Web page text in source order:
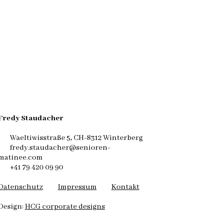
Staudacher
Waeltiwisstraße 5, CH-8312 Winterberg
fredy.staudacher@senioren-
+41 79 420 09 90
Impressum Kontakt
HCG corporate designs